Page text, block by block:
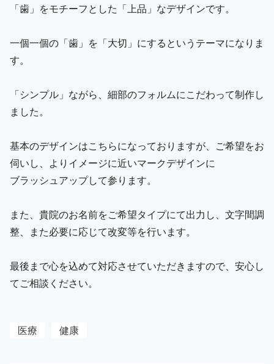
「歯」をモチーフとした「上品」なデザインです。
一個一個の「歯」を「大切」にするというテーマになりま
す。
「シンプル」ながら、細部のフォルムにこだわって制作し
ました。
基本のデザインはこちらになっておりますが、ご希望をお
伺いし、よりイメージに近いマークデザインに
ブラッシュアップして参ります。
また、貴院のお名前をご希望タイプにて出力し、文字間調
整、また必要に応じて改変等を行います。
最後まで心を込めて対応させていただきますので、安心し
てご相談ください。
医療 健康